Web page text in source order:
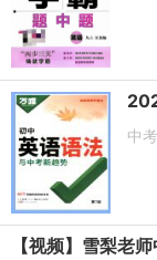
中
【视频】雪梨老